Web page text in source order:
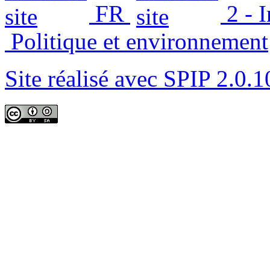
FR
2 -
Politique et environnement
Site réalisé avec SPIP